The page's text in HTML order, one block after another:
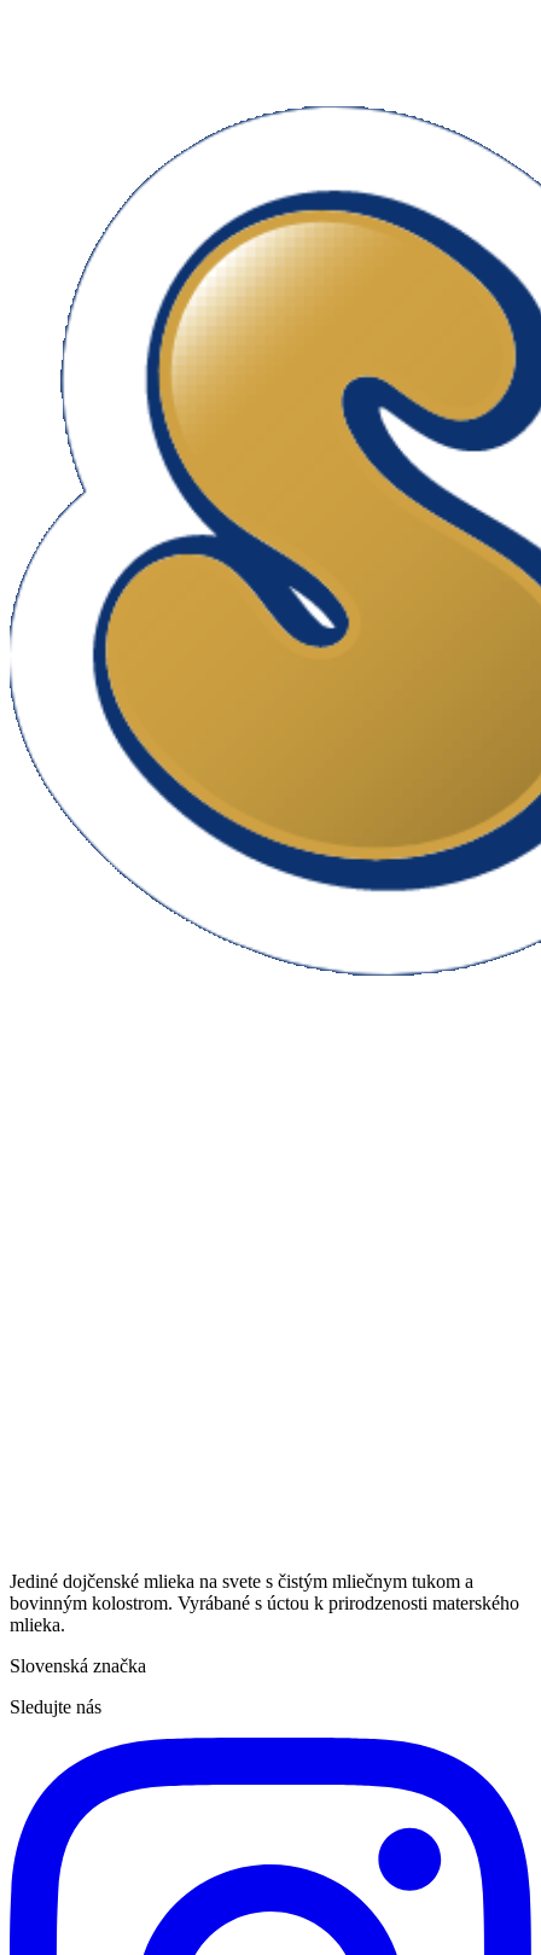
Jediné dojčenské mlieka na svete s čistým mliečnym tukom a
bovinným kolostrom. Vyrábané s úctou k prirodzenosti materského
mlieka.
Slovenská značka
Sledujte nás